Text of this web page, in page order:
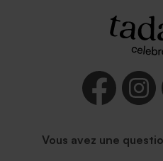
Vous avez une